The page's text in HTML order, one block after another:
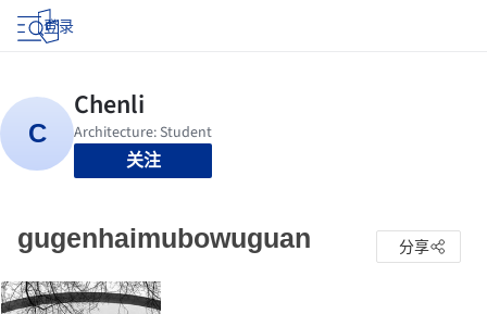
登录
关注
gugenhaimubowuguan 分享